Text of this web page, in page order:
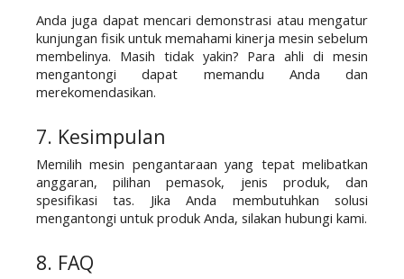
Anda juga dapat mencari demonstrasi atau mengatur
kunjungan fisik untuk memahami kinerja mesin sebelum
membelinya. Masih tidak yakin? Para ahli di mesin
mengantongi dapat memandu Anda dan
merekomendasikan.
7. Kesimpulan
Memilih mesin pengantaraan yang tepat melibatkan
anggaran, pilihan pemasok, jenis produk, dan
spesifikasi tas. Jika Anda membutuhkan solusi
mengantongi untuk produk Anda, silakan hubungi kami.
8. FAQ